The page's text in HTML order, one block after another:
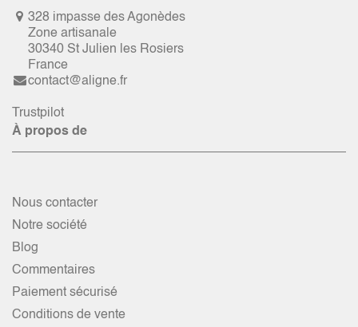
328 impasse des Agonèdes
Zone artisanale
30340 St Julien les Rosiers
France
contact@aligne.fr
Trustpilot
À propos de
Nous contacter
Notre société
Blog
Commentaires
Paiement sécurisé
Conditions de vente